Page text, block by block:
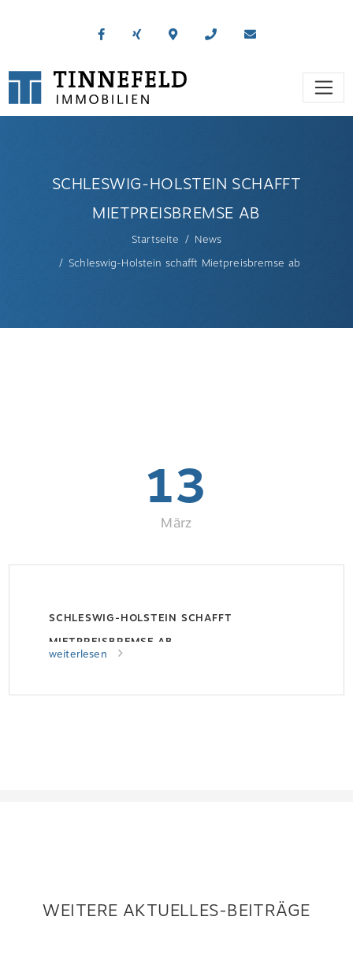
SCHLESWIG-HOLSTEIN SCHAFFT
MIETPREISBREMSE AB
Startseite
News
Schleswig-Holstein schafft Mietpreisbremse ab
13
März
SCHLESWIG-HOLSTEIN SCHAFFT
MIETPREISBREMSE AB
weiterlesen
WEITERE AKTUELLES-BEITRÄGE